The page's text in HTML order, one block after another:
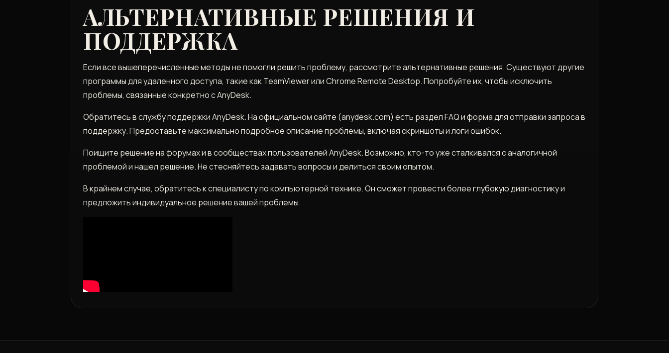
АЛЬТЕРНАТИВНЫЕ РЕШЕНИЯ И
ПОДДЕРЖКА
Если все вышеперечисленные методы не помогли решить проблему, рассмотрите альтернативные решения. Существуют другие
программы для удаленного доступа, такие как TeamViewer или Chrome Remote Desktop. Попробуйте их, чтобы исключить
проблемы, связанные конкретно с AnyDesk.
Обратитесь в службу поддержки AnyDesk. На официальном сайте (anydesk.com) есть раздел FAQ и форма для отправки запроса в
поддержку. Предоставьте максимально подробное описание проблемы, включая скриншоты и логи ошибок.
Поищите решение на форумах и в сообществах пользователей AnyDesk. Возможно, кто-то уже сталкивался с аналогичной
проблемой и нашел решение. Не стесняйтесь задавать вопросы и делиться своим опытом.
В крайнем случае, обратитесь к специалисту по компьютерной технике. Он сможет провести более глубокую диагностику и
предложить индивидуальное решение вашей проблемы.